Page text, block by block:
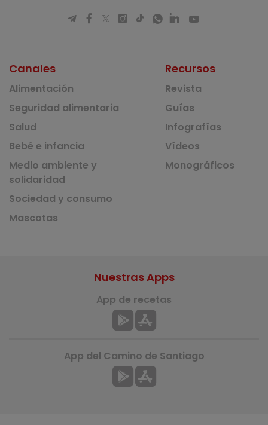
Canales
Alimentación
Seguridad alimentaria
Salud
Bebé e infancia
Medio ambiente y
solidaridad
Sociedad y consumo
Mascotas
Recursos
Revista
Guías
Infografías
Vídeos
Monográficos
Nuestras Apps
App de recetas
App del Camino de Santiago